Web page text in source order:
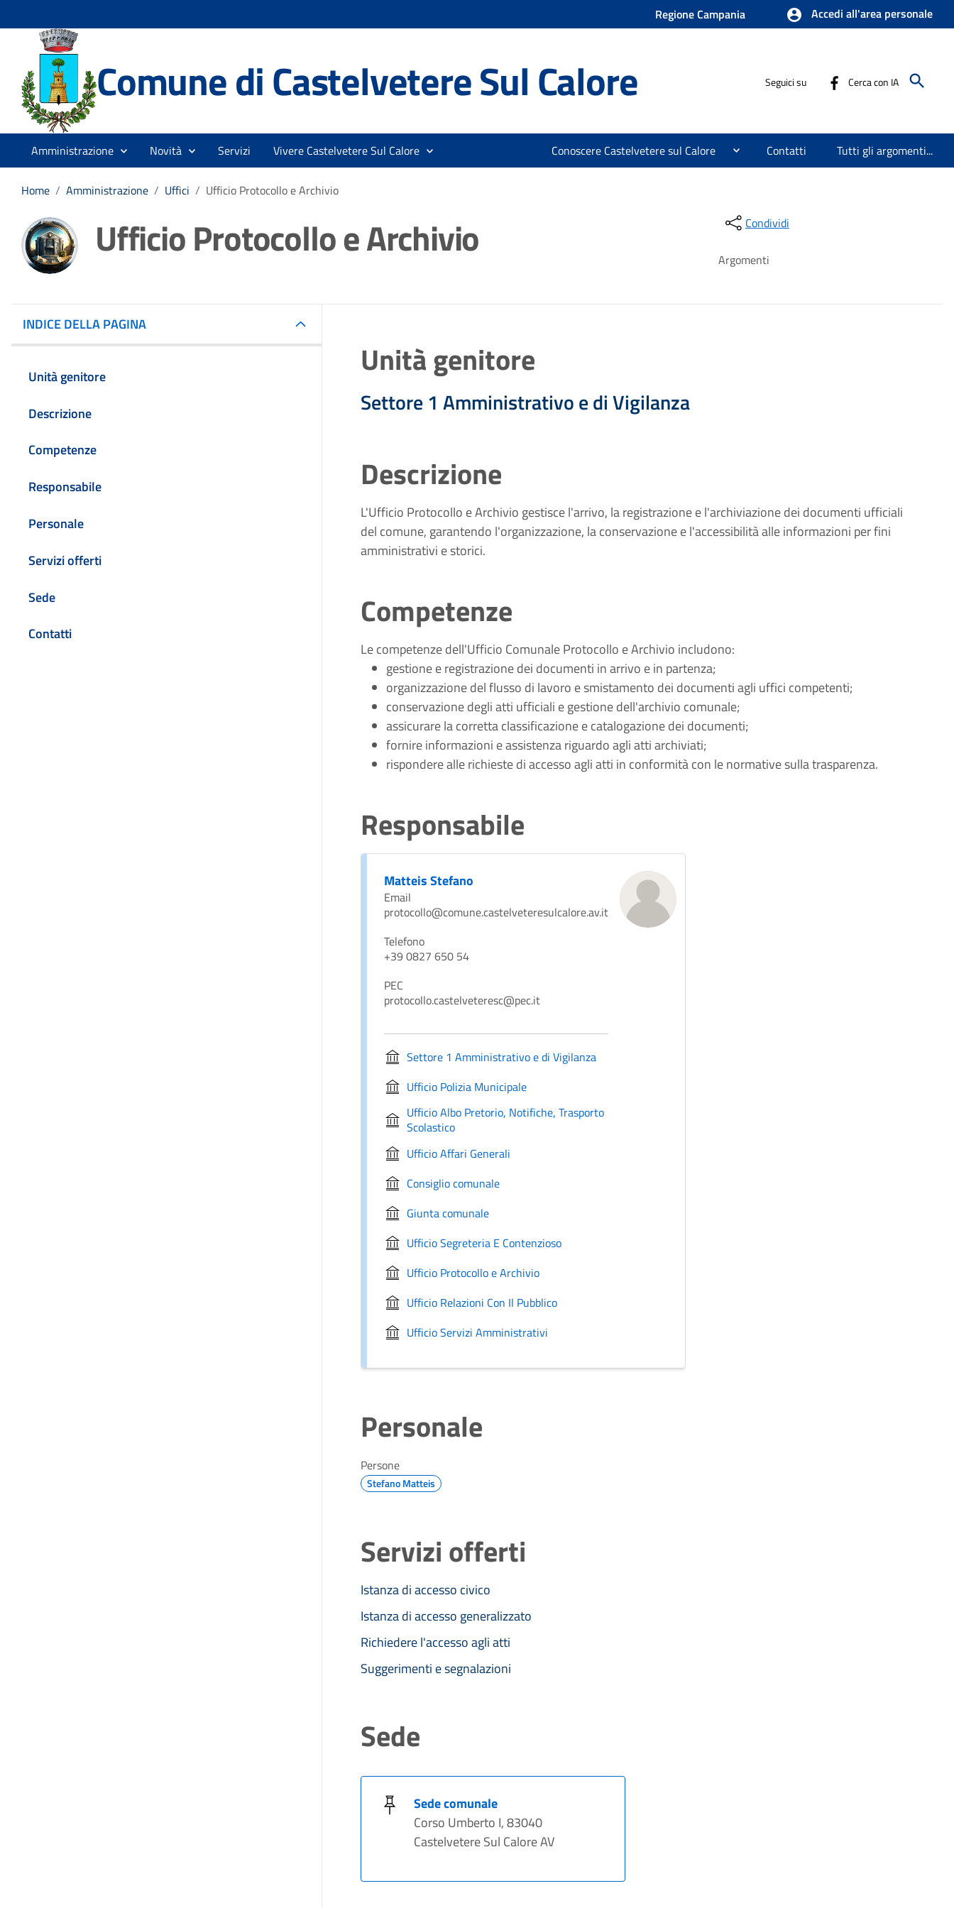
Regione Campania Accedi all'area personale
Comune di Castelvetere Sul Calore Seguici su Cerca con IA
Amministrazione Novità Servizi Vivere Castelvetere Sul Calore Conoscere Castelvetere sul Calore Contatti Tutti gli argomenti...
Home / Amministrazione / Uffici / Ufficio Protocollo e Archivio
Ufficio Protocollo e Archivio Condividi
Argomenti
INDICE DELLA PAGINA
Unità genitore
Descrizione
Competenze
Responsabile
Personale
Servizi offerti
Sede
Contatti
Unità genitore
Settore 1 Amministrativo e di Vigilanza
Descrizione
L'Ufficio Protocollo e Archivio gestisce l'arrivo, la registrazione e l'archiviazione dei documenti ufficiali
del comune, garantendo l'organizzazione, la conservazione e l'accessibilità alle informazioni per fini
amministrativi e storici.
Competenze
Le competenze dell'Ufficio Comunale Protocollo e Archivio includono:
gestione e registrazione dei documenti in arrivo e in partenza;
organizzazione del flusso di lavoro e smistamento dei documenti agli uffici competenti;
conservazione degli atti ufficiali e gestione dell'archivio comunale;
assicurare la corretta classificazione e catalogazione dei documenti;
fornire informazioni e assistenza riguardo agli atti archiviati;
rispondere alle richieste di accesso agli atti in conformità con le normative sulla trasparenza.
Responsabile
Matteis Stefano
Email
protocollo@comune.castelveteresulcalore.av.it
Telefono
+39 0827 650 54
PEC
protocollo.castelveteresc@pec.it
Settore 1 Amministrativo e di Vigilanza
Ufficio Polizia Municipale
Ufficio Albo Pretorio, Notifiche, Trasporto
Scolastico
Ufficio Affari Generali
Consiglio comunale
Giunta comunale
Ufficio Segreteria E Contenzioso
Ufficio Protocollo e Archivio
Ufficio Relazioni Con Il Pubblico
Ufficio Servizi Amministrativi
Personale
Persone
Stefano Matteis
Servizi offerti
Istanza di accesso civico
Istanza di accesso generalizzato
Richiedere l'accesso agli atti
Suggerimenti e segnalazioni
Sede
Sede comunale
Corso Umberto I, 83040
Castelvetere Sul Calore AV